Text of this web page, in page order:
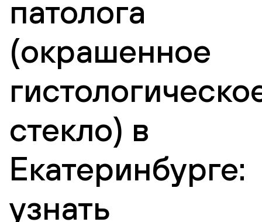
патолога
(окрашенное
стекло) в
Екатеринбурге:
узнать